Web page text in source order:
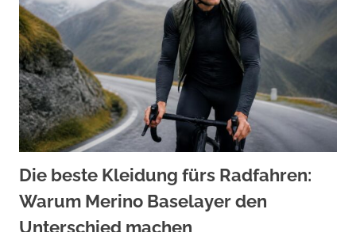
Die beste Kleidung fürs Radfahren:
Warum Merino Baselayer den
Unterschied machen